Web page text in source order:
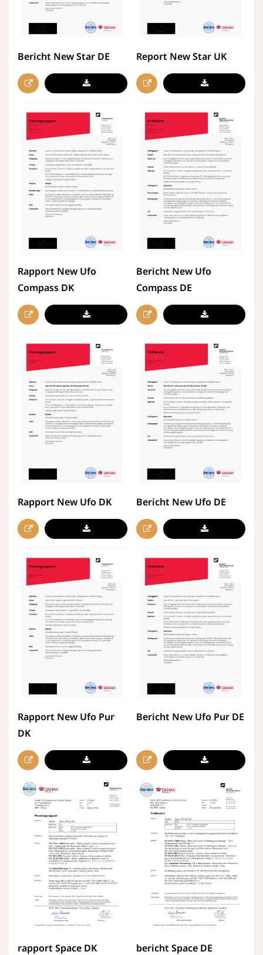
Bericht New Star DE Report New Star UK
Rapport New Ufo
Compass DK
Bericht New Ufo
Compass DE
Rapport New Ufo DK Bericht New Ufo DE
Rapport New Ufo Pur
DK
Bericht New Ufo Pur DE
rapport Space DK bericht Space DE